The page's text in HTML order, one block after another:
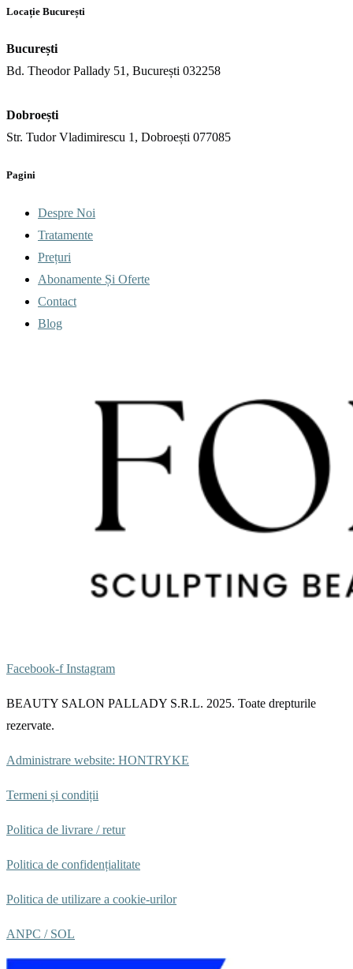
Locație București
București
Bd. Theodor Pallady 51, București 032258
Dobroești
Str. Tudor Vladimirescu 1, Dobroești 077085
Pagini
Despre Noi
Tratamente
Prețuri
Abonamente Și Oferte
Contact
Blog
Facebook-f Instagram
BEAUTY SALON PALLADY S.R.L. 2025. Toate drepturile
rezervate.
Administrare website: HONTRYKE
Termeni și condiții
Politica de livrare / retur
Politica de confidențialitate
Politica de utilizare a cookie-urilor
ANPC / SOL